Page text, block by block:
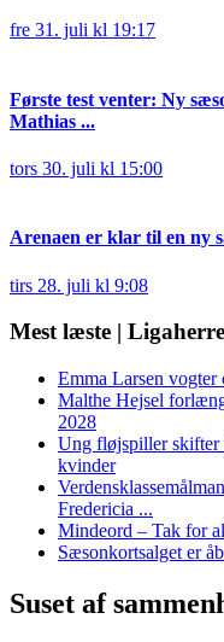
fre 31. juli kl 19:17
Første test venter: Ny
Mathias ...
tors 30. juli kl 15:00
Arenaen er klar til en ny
tirs 28. juli kl 9:08
Mest læste |
Emma Larsen vogter
Malthe Hejsel
2028
Ung fløjspiller skifter
kvinder
Fredericia ...
Mindeord – Tak for
Sæsonkortsalget er
Suset af